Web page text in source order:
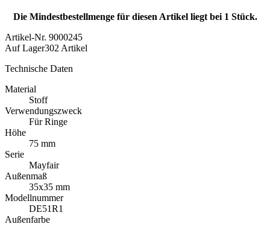
Die Mindestbestellmenge für diesen Artikel liegt bei 1 Stück.
Artikel-Nr. 9000245
Auf Lager302 Artikel
Technische Daten
Material
Stoff
Verwendungszweck
Für Ringe
Höhe
75 mm
Serie
Mayfair
Außenmaß
35x35 mm
Modellnummer
DE51R1
Außenfarbe